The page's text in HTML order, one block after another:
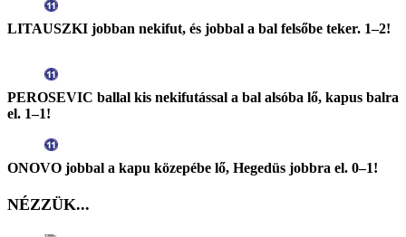
LITAUSZKI jobban nekifut, és jobbal a bal felsőbe teker. 1–2!
PEROSEVIC ballal kis nekifutással a bal alsóba lő, kapus balra
el. 1–1!
ONOVO jobbal a kapu közepébe lő, Hegedüs jobbra el. 0–1!
NÉZZÜK...